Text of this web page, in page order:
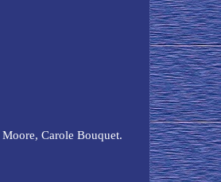
Carole Bouquet.